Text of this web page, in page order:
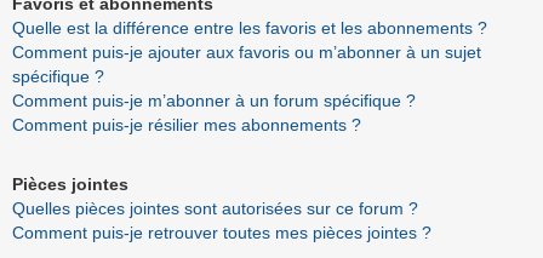
Favoris et abonnements
Quelle est la différence entre les favoris et les abonnements ?
Comment puis-je ajouter aux favoris ou m’abonner à un sujet
spécifique ?
Comment puis-je m’abonner à un forum spécifique ?
Comment puis-je résilier mes abonnements ?
Pièces jointes
Quelles pièces jointes sont autorisées sur ce forum ?
Comment puis-je retrouver toutes mes pièces jointes ?